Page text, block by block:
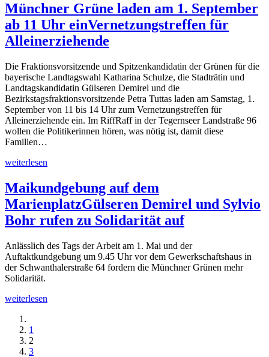
Münchner Grüne laden am 1. September
ab 11 Uhr einVernetzungstreffen für
Alleinerziehende
Die Fraktionsvorsitzende und Spitzenkandidatin der Grünen für die
bayerische Landtagswahl Katharina Schulze, die Stadträtin und
Landtagskandidatin Gülseren Demirel und die
Bezirkstagsfraktionsvorsitzende Petra Tuttas laden am Samstag, 1.
September von 11 bis 14 Uhr zum Vernetzungstreffen für
Alleinerziehende ein. Im RiffRaff in der Tegernseer Landstraße 96
wollen die Politikerinnen hören, was nötig ist, damit diese
Familien…
weiterlesen
Maikundgebung auf dem
MarienplatzGülseren Demirel und Sylvio
Bohr rufen zu Solidarität auf
Anlässlich des Tags der Arbeit am 1. Mai und der
Auftaktkundgebung um 9.45 Uhr vor dem Gewerkschaftshaus in
der Schwanthalerstraße 64 fordern die Münchner Grünen mehr
Solidarität.
weiterlesen
1
2
3